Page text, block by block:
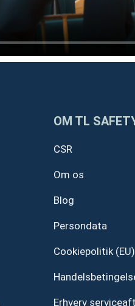
OM TL
CSR
Om os
Blog
Persondata
Cookiepolitik (EU)
Erhverv